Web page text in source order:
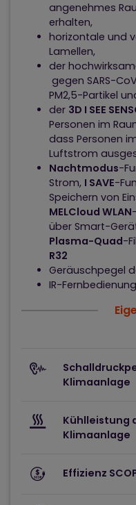
angenehmes
erhalten,
horizontale und
Lamellen,
der
gegen SARS-
PM2,5-Partikel
der 3D I SEE
Personen im
dass Personen
Luftstrom
Nachtmodus-
Strom, I SAVE-
Speichern von
MELCloud WLAN
über Smart-
Plasma-Quad-
R32
Geräuschpegel
IR-
Klimaanlage
Kühlleistung
Klimaanlage
Effizienz